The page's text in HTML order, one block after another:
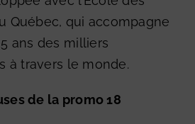
Québec, qui accompagne
ans des milliers
à travers le monde.
de la promo 18